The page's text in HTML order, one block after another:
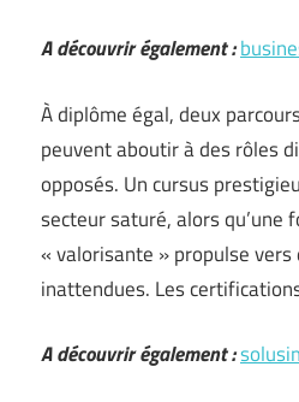
A découvrir également :
À diplôme égal, deux
peuvent aboutir à des rôles
opposés. Un cursus
secteur saturé, alors qu’une
« valorisante » propulse
inattendues. Les
A découvrir également :